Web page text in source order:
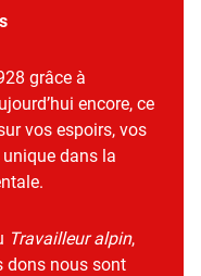
grâce à
encore, ce
vos espoirs, vos
dans la
Travailleur alpin,
dons nous sont